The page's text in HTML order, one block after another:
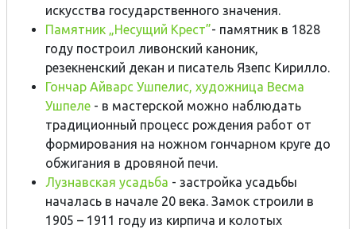
искусства государственного значения.
Памятник „Несущий Крест”- памятник в 1828
году построил ливонский каноник,
резекненский декан и писатель Язепс Кирилло.
Гончар Айварс Ушпелис, художница Весма
Ушпеле - в мастерской можно наблюдать
традиционный процесс рождения работ от
формирования на ножном гончарном круге до
обжигания в дровяной печи.
Лузнавская усадьба - застройка усадьбы
началась в начале 20 века. Замок строили в
1905 – 1911 году из кирпича и колотых